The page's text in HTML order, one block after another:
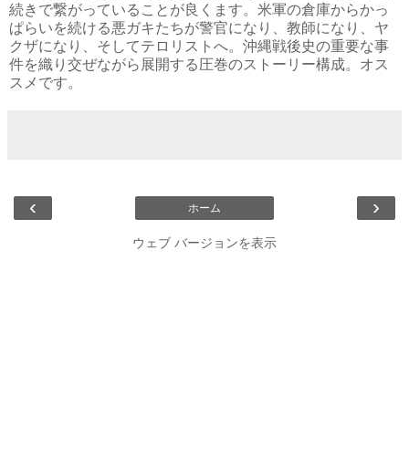
続きで繋がっていることが良くます。米軍の倉庫からかっ
ぱらいを続ける悪ガキたちが警官になり、教師になり、ヤ
クザになり、そしてテロリストへ。沖縄戦後史の重要な事
件を織り交ぜながら展開する圧巻のストーリー構成。オス
スメです。
‹ ›
ホーム
ウェブ バージョンを表示